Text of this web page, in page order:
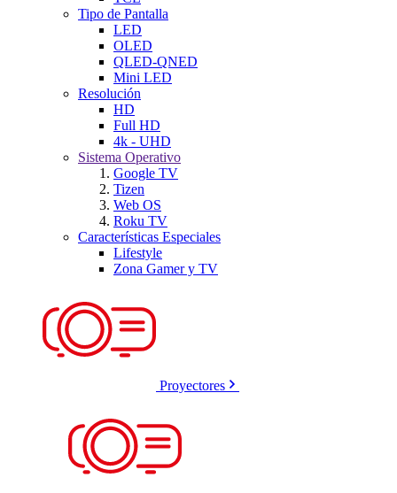
Tipo de Pantalla
LED
OLED
QLED-QNED
Mini LED
Resolución
HD
Full HD
4k - UHD
Sistema Operativo
Google TV
Tizen
Web OS
Roku TV
Características Especiales
Lifestyle
Zona Gamer y TV
Proyectores